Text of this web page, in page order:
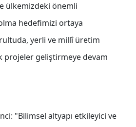
ülkemizdeki önemli
hedefimizi ortaya
yerli ve millî üretim
projeler geliştirmeye devam
"Bilimsel altyapı etkileyici ve